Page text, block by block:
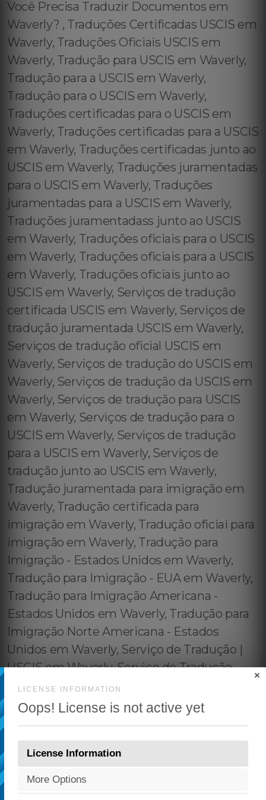
LICENSE INFORMATION
Oops! License is not active yet
×
License Information
More Options